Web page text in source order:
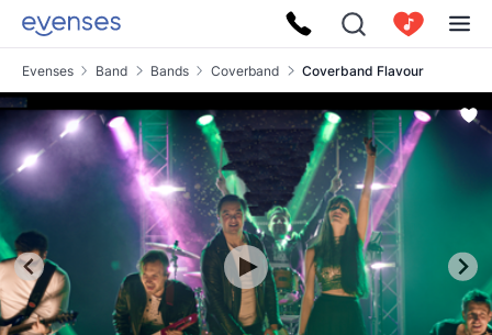
Evenses Band Bands Coverband Coverband Flavour